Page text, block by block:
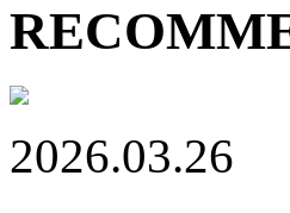
2026.03.26